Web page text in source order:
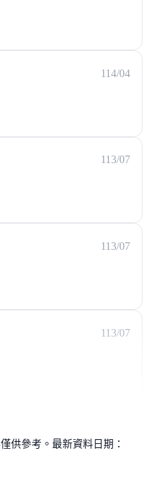
114/04
113/07
113/07
113/07
供參考。最新資料日期：